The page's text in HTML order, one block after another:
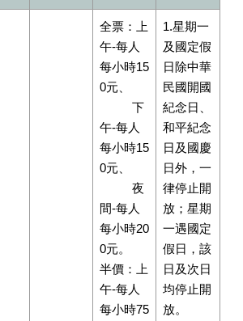
全票：上
午-每人
每小時15
0元、
下
午-每人
每小時15
0元、
夜
間-每人
每小時20
0元。
半價：上
午-每人
每小時75
1.星期一
及國定假
日除中華
民國開國
紀念日、
和平紀念
日及國慶
日外，一
律停止開
放；星期
一遇國定
假日，該
日及次日
均停止開
放。